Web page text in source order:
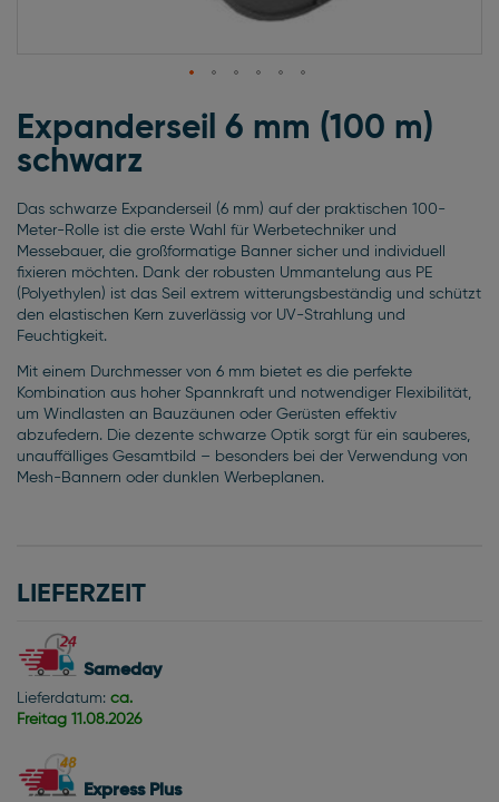
Anfang
der
Bildgalerie
Expanderseil 6 mm (100 m)
schwarz
Das schwarze Expanderseil (6 mm) auf der praktischen 100-
Meter-Rolle ist die erste Wahl für Werbetechniker und
Messebauer, die großformatige Banner sicher und individuell
fixieren möchten. Dank der robusten Ummantelung aus PE
(Polyethylen) ist das Seil extrem witterungsbeständig und schützt
den elastischen Kern zuverlässig vor UV-Strahlung und
Feuchtigkeit.
Mit einem Durchmesser von 6 mm bietet es die perfekte
Kombination aus hoher Spannkraft und notwendiger Flexibilität,
um Windlasten an Bauzäunen oder Gerüsten effektiv
abzufedern. Die dezente schwarze Optik sorgt für ein sauberes,
unauffälliges Gesamtbild – besonders bei der Verwendung von
Mesh-Bannern oder dunklen Werbeplanen.
LIEFERZEIT
Sameday
Lieferdatum: ca.
Freitag 11.08.2026
Express Plus